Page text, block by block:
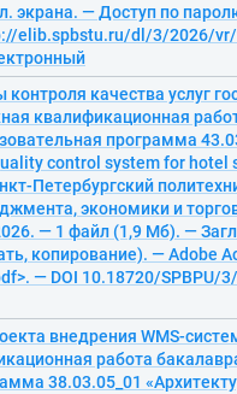
экрана. — Доступ по
elib.spbstu.ru/dl/3/2026/
качества услуг
квалификационная
программа
control system for hotel
Петербургский
экономики и
— 1 файл (1,9 Мб). —
копирование). — Adobe
— DOI 10.18720/SPBPU/
внедрения WMS-
работа
38.03.05_01